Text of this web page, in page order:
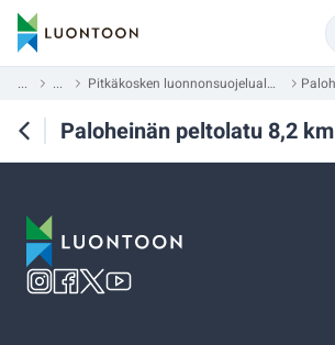
... ... Pitkäkosken luonnonsuojelualue
Paloheinän peltolatu 8,2 km